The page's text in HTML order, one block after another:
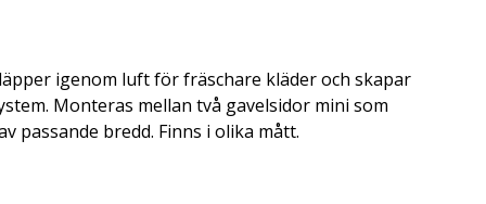
igenom luft för fräschare kläder och skapar
Monteras mellan två gavelsidor mini som
passande bredd. Finns i olika mått.